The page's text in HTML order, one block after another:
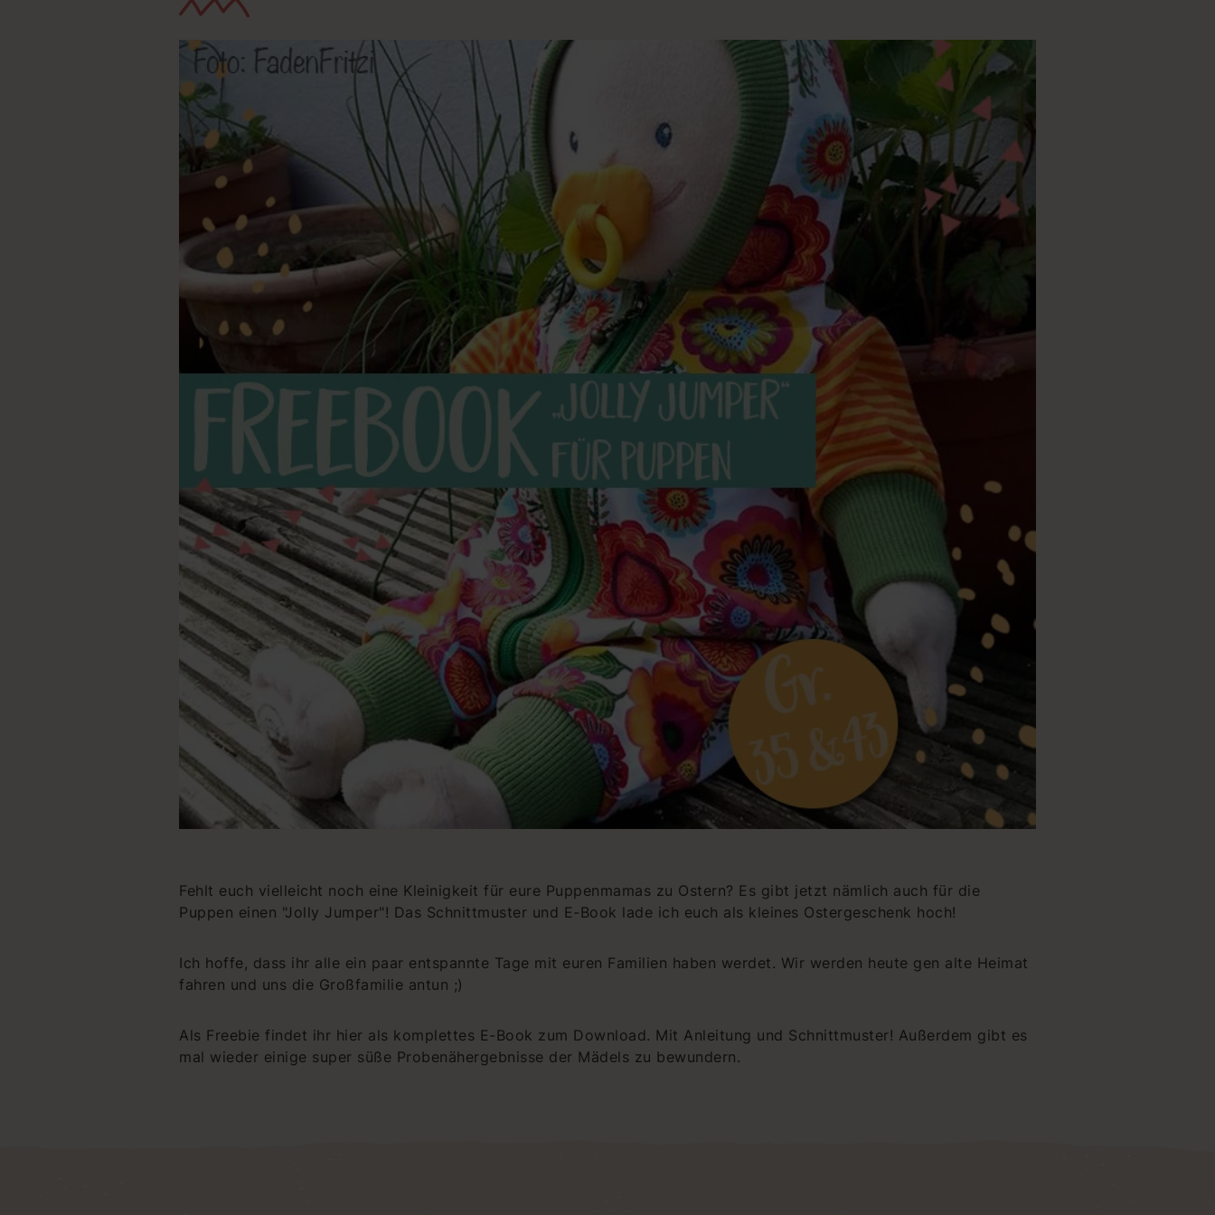
Fehlt euch vielleicht noch eine Kleinigkeit für eure Puppenmamas zu Ostern? Es gibt jetzt nämlich auch für die
Puppen einen "Jolly Jumper"! Das Schnittmuster und E-Book lade ich euch als kleines Ostergeschenk hoch!
Ich hoffe, dass ihr alle ein paar entspannte Tage mit euren Familien haben werdet. Wir werden heute gen alte Heimat
fahren und uns die Großfamilie antun ;)
Als Freebie findet ihr hier als komplettes E-Book zum Download. Mit Anleitung und Schnittmuster! Außerdem gibt es
mal wieder einige super süße Probenähergebnisse der Mädels zu bewundern.